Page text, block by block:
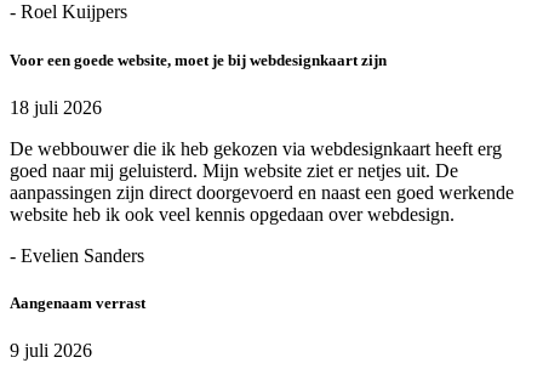
- Roel Kuijpers
Voor een goede website, moet je bij webdesignkaart zijn
18 juli 2026
De webbouwer die ik heb gekozen via webdesignkaart heeft erg
goed naar mij geluisterd. Mijn website ziet er netjes uit. De
aanpassingen zijn direct doorgevoerd en naast een goed werkende
website heb ik ook veel kennis opgedaan over webdesign.
- Evelien Sanders
Aangenaam verrast
9 juli 2026